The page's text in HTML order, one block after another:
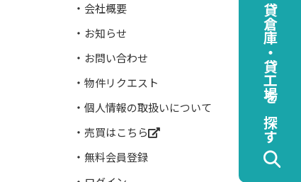
貸倉庫・貸工場を探す
会社概要
お知らせ
お問い合わせ
物件リクエスト
個人情報の取扱いについて
売買はこちら
無料会員登録